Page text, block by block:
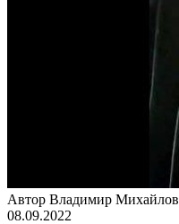
Автор Владимир Михайлов
08.09.2022